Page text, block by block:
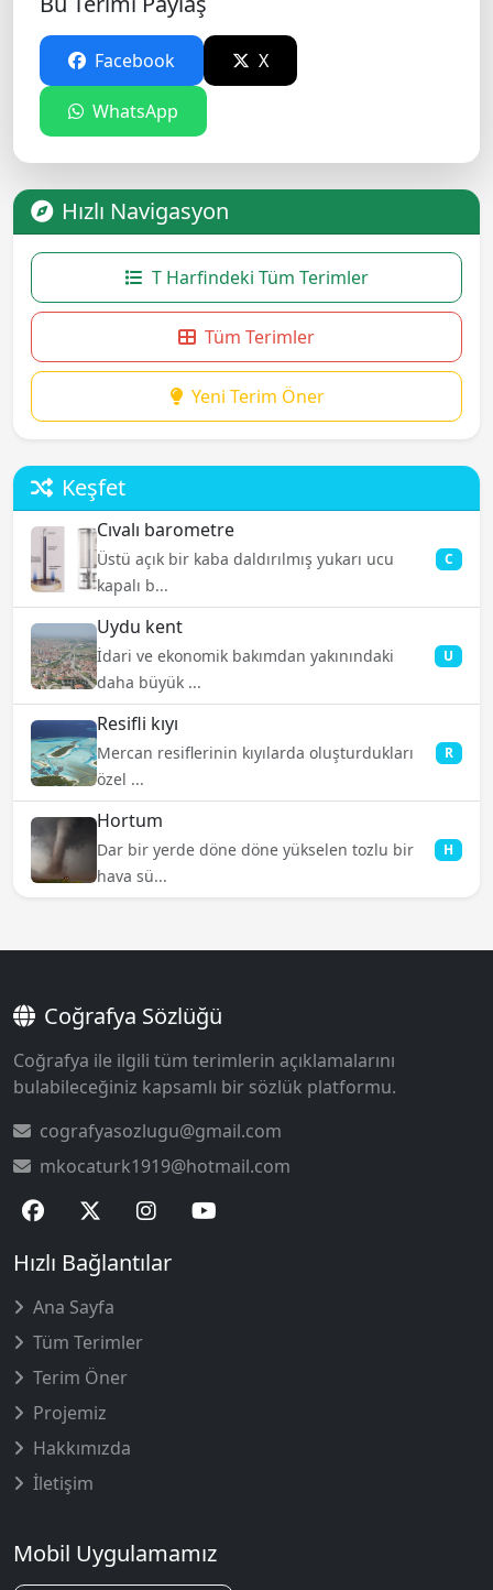
Facebook X
WhatsApp
Hızlı Navigasyon
T Harfindeki Tüm Terimler
Tüm Terimler
Yeni Terim Öner
Keşfet
Cıvalı barometre
Üstü açık bir kaba daldırılmış yukarı ucu
kapalı b...
C
Uydu kent
İdari ve ekonomik bakımdan yakınındaki
daha büyük ...
U
Resifli kıyı
Mercan resiflerinin kıyılarda oluşturdukları
özel ...
R
Hortum
Dar bir yerde döne döne yükselen tozlu bir
hava sü...
H
Coğrafya Sözlüğü
Coğrafya ile ilgili tüm terimlerin açıklamalarını
bulabileceğiniz kapsamlı bir sözlük platformu.
cografyasozlugu@gmail.com
mkocaturk1919@hotmail.com
Hızlı Bağlantılar
Ana Sayfa
Tüm Terimler
Terim Öner
Projemiz
Hakkımızda
İletişim
Mobil Uygulamamız